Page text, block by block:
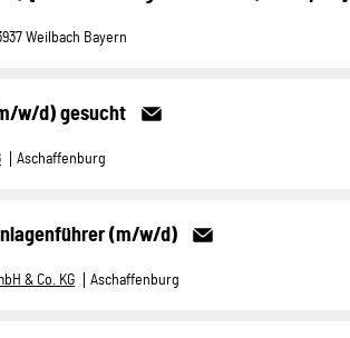
Weilbach Bayern
w/d) gesucht
Aschaffenburg
(m/w/d)
& Co. KG Aschaffenburg